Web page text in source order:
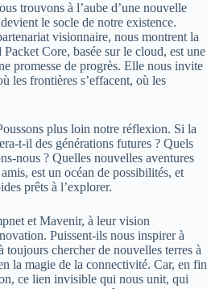
trouvons à l’aube d’une nouvelle
le socle de notre existence.
visionnaire, nous montrent la
Core, basée sur le cloud, est une
promesse de progrès. Elle nous invite
les frontières s’effacent, où les
plus loin notre réflexion. Si la
t-il des générations futures ? Quels
nous ? Quelles nouvelles aventures
est un océan de possibilités, et
prêts à l’explorer.
et Mavenir, à leur vision
Puissent-ils nous inspirer à
toujours chercher de nouvelles terres à
la magie de la connectivité. Car, en fin
ce lien invisible qui nous unit, qui